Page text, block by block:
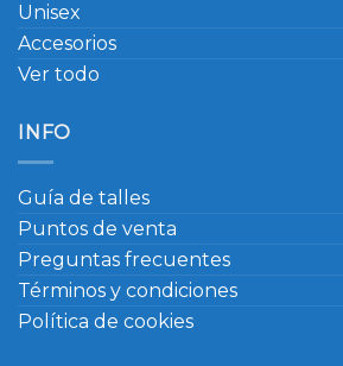
Unisex
Accesorios
Ver todo
INFO
Guía de talles
Puntos de venta
Preguntas frecuentes
Términos y condiciones
Política de cookies